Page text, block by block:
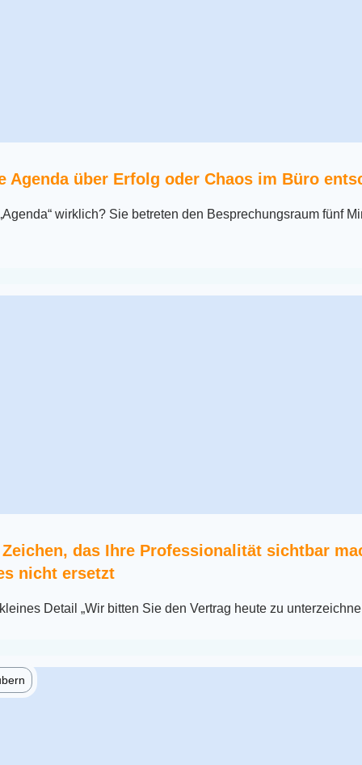
Agenda über Erfolg oder Chaos im Büro
wirklich? Sie betreten den Besprechungsraum fünf
das Ihre Professionalität sichtbar
nicht ersetzt
Detail „Wir bitten Sie den Vertrag heute zu